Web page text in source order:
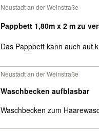
Neustadt an der Weinstraße
Pappbett 1,80m x 2 m zu
Das Pappbett kann auch auf
Neustadt an der Weinstraße
Waschbecken aufblasbar
Waschbecken zum